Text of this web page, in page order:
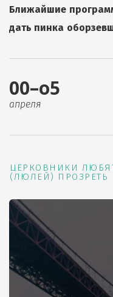
Ближайшие
дать пинка
00–о5
апреля
ЦЕРКОВНИКИ
(ЛЮЛЕЙ) ПРОЗРЕТЬ